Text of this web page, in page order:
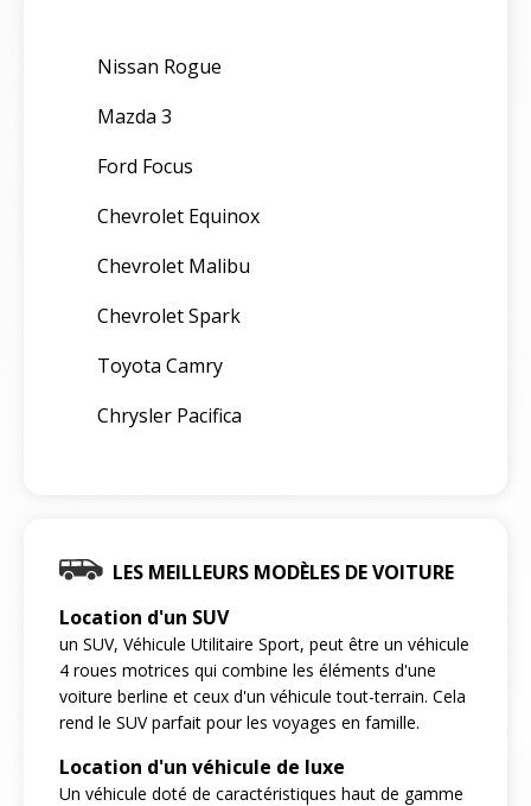
Nissan Rogue
Mazda 3
Ford Focus
Chevrolet Equinox
Chevrolet Malibu
Chevrolet Spark
Toyota Camry
Chrysler Pacifica
LES MEILLEURS MODÈLES DE VOITURE
Location d'un SUV
un SUV, Véhicule Utilitaire Sport, peut être un véhicule
4 roues motrices qui combine les éléments d'une
voiture berline et ceux d'un véhicule tout-terrain. Cela
rend le SUV parfait pour les voyages en famille.
Location d'un véhicule de luxe
Un véhicule doté de caractéristiques haut de gamme